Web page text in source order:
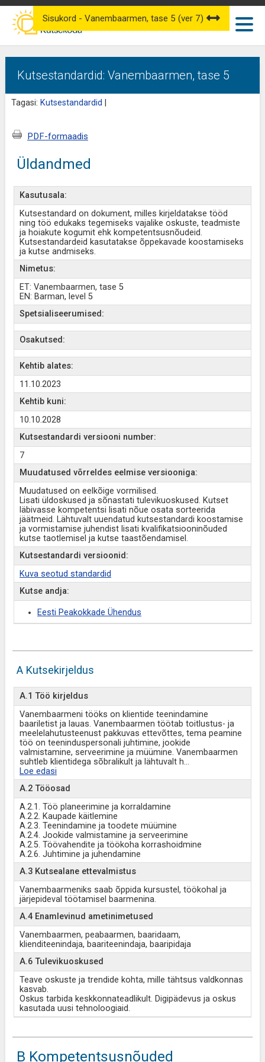
Kutsestandardid: Vanembaarmen, tase 5
Tagasi: Kutsestandardid
Sisukord - Vanembaarmen, tase 5 (ver 7)
PDF-formaadis
Üldandmed
Kasutusala:
Kutsestandard on dokument, milles kirjeldatakse tööd
ning töö edukaks tegemiseks vajalike oskuste, teadmiste
ja hoiakute kogumit ehk kompetentsusnõudeid.
Kutsestandardeid kasutatakse õppekavade koostamiseks
ja kutse andmiseks.
Nimetus:
ET: Vanembaarmen, tase 5
EN: Barman, level 5
Spetsialiseerumised:
Osakutsed:
Kehtib alates:
11.10.2023
Kehtib kuni:
10.10.2028
Kutsestandardi versiooni number:
7
Muudatused võrreldes eelmise versiooniga:
Muudatused on eelkõige vormilised.
Lisati üldoskused ja sõnastati tulevikuoskused. Kutset
läbivasse kompetentsi lisati nõue osata sorteerida
jäätmeid. Lähtuvalt uuendatud kutsestandardi koostamise
ja vormistamise juhendist lisati kvalifikatsiooninõuded
kutse taotlemisel ja kutse taastõendamisel.
Kutsestandardi versioonid:
Kuva seotud standardid
Kutse andja:
Eesti Peakokkade Ühendus
A Kutsekirjeldus
A.1 Töö kirjeldus
Vanembaarmeni tööks on klientide teenindamine
baariletist ja lauas. Vanembaarmen töötab toitlustus- ja
meelelahutusteenust pakkuvas ettevõttes, tema peamine
töö on teeninduspersonali juhtimine, jookide
valmistamine, serveerimine ja müümine. Vanembaarmen
suhtleb klientidega sõbralikult ja lähtuvalt h...
Loe edasi
A.2 Tööosad
A.2.1. Töö planeerimine ja korraldamine
A.2.2. Kaupade käitlemine
A.2.3. Teenindamine ja toodete müümine
A.2.4. Jookide valmistamine ja serveerimine
A.2.5. Töövahendite ja töökoha korrashoidmine
A.2.6. Juhtimine ja juhendamine
A.3 Kutsealane ettevalmistus
Vanembaarmeniks saab õppida kursustel, töökohal ja
järjepideval töötamisel baarmenina.
A.4 Enamlevinud ametinimetused
Vanembaarmen, peabaarmen, baaridaam,
klienditeenindaja, baariteenindaja, baaripidaja
A.6 Tulevikuoskused
Teave oskuste ja trendide kohta, mille tähtsus valdkonnas
kasvab.
Oskus tarbida keskkonnateadlikult. Digipädevus ja oskus
kasutada uusi tehnoloogiaid.
B Kompetentsusnõuded